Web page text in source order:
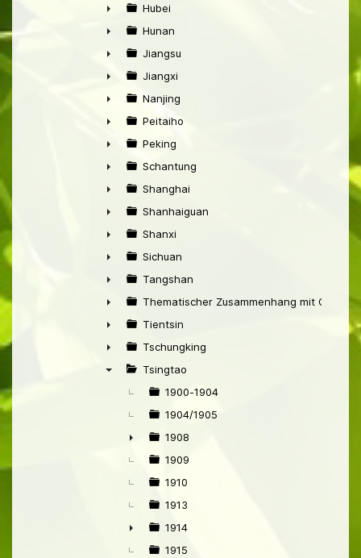
►
►
Hubei
►
Hunan
►
Jiangsu
►
Jiangxi
►
Nanjing
►
Peitaiho
►
Peking
►
Schantung
►
Shanghai
►
Shanhaiguan
►
Shanxi
►
Sichuan
►
Tangshan
►
Thematischer Zusammenhang mit China
►
Tientsin
►
Tschungking
Tsingtao
1900-1904
1904/1905
►
1908
1909
1910
1913
►
1914
1915